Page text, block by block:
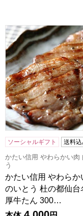
かたい信用 やわら
ソーシャルギフト 送料込
かたい信用 やわらかい肉
う
かたい信用 やわらか
のいとう 杜の都仙台
厚牛たん 300…